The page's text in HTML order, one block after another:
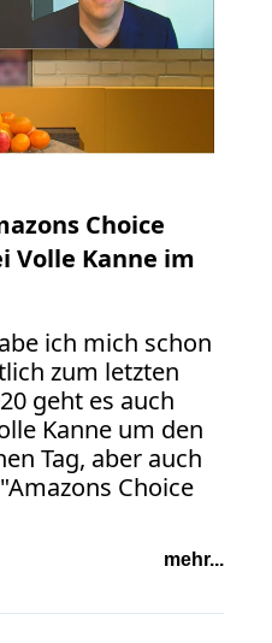
Choice
Volle Kanne im
ich mich schon
zum letzten
geht es auch
Kanne um den
Tag, aber auch
Choice
mehr...